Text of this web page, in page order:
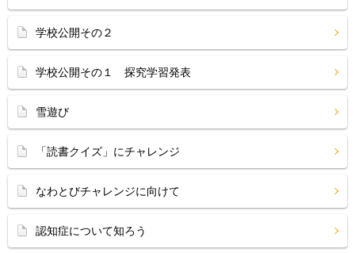
学校公開その２
学校公開その１ 探究学習発表
雪遊び
「読書クイズ」にチャレンジ
なわとびチャレンジに向けて
認知症について知ろう